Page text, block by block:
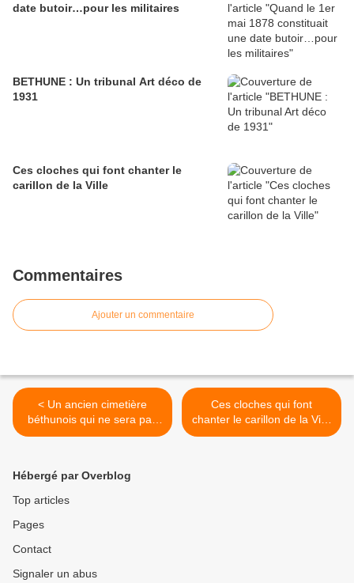
date butoir…pour les militaires
BETHUNE : Un tribunal Art déco de
1931
Ces cloches qui font chanter le
carillon de la Ville
Commentaires
Ajouter un commentaire
< Un ancien cimetière
béthunois qui ne sera pas
fleuri à la Toussaint
Ces cloches qui font
chanter le carillon de la Ville
>
Hébergé par Overblog
Top articles
Pages
Contact
Signaler un abus